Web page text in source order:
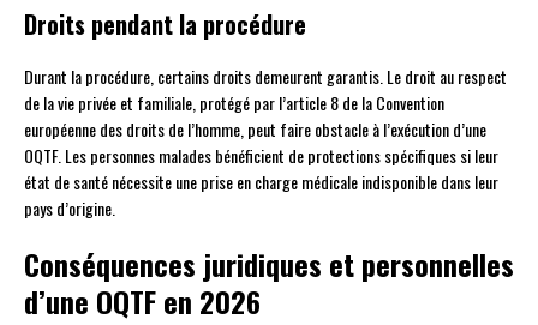
Droits pendant la procédure
Durant la procédure, certains droits demeurent garantis. Le droit au respect
de la vie privée et familiale, protégé par l’article 8 de la Convention
européenne des droits de l’homme, peut faire obstacle à l’exécution d’une
OQTF. Les personnes malades bénéficient de protections spécifiques si leur
état de santé nécessite une prise en charge médicale indisponible dans leur
pays d’origine.
Conséquences juridiques et personnelles
d’une OQTF en 2026